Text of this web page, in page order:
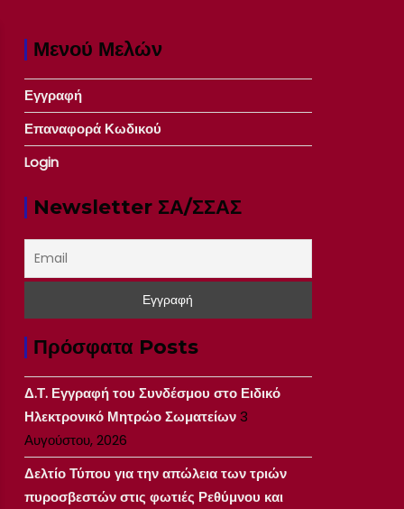
Μενού Μελών
Εγγραφή
Επαναφορά Κωδικού
Login
Newsletter ΣΑ/ΣΣΑΣ
Πρόσφατα Posts
Δ.Τ. Εγγραφή του Συνδέσμου στο Ειδικό
Ηλεκτρονικό Μητρώο Σωματείων3
Αυγούστου, 2026
Δελτίο Τύπου για την απώλεια των τριών
πυροσβεστών στις φωτιές Ρεθύμνου και